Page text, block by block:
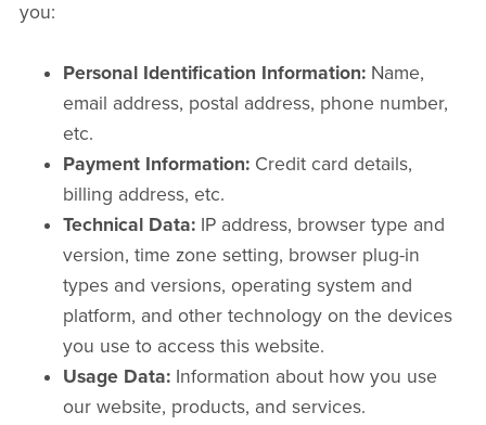
you:
Personal Identification Information:Name,
email address, postal address, phone number,
etc.
Payment Information:Credit card details,
billing address, etc.
Technical Data:IP address, browser type and
version, time zone setting, browser plug-in
types and versions, operating system and
platform, and other technology on the devices
you use to access this website.
Usage Data:Information about how you use
our website, products, and services.